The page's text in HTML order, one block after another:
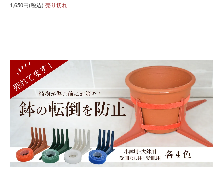
1,650円(税込) 売り切れ